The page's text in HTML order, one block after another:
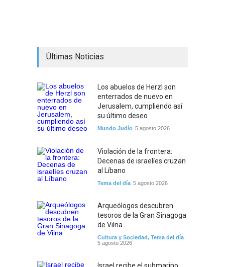
Últimas Noticias
Los abuelos de Herzl son
enterrados de nuevo en
Jerusalem, cumpliendo así
su último deseo
Mundo Judío 5 agosto 2026
Violación de la frontera:
Decenas de israelíes cruzan
al Líbano
Tema del día 5 agosto 2026
Arqueólogos descubren
tesoros de la Gran Sinagoga
de Vilna
Cultura y Sociedad, Tema del día
5 agosto 2026